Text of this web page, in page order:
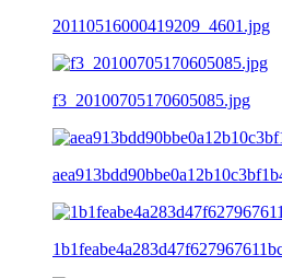
20110516000419209_4601.jpg
f3_20100705170605085.jpg